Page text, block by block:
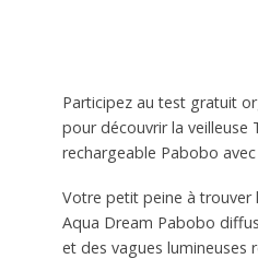
Participez au test gratuit
pour découvrir la veilleuse
rechargeable Pabobo
Votre petit peine à trouver
Aqua Dream Pabobo
et des vagues lumineuses